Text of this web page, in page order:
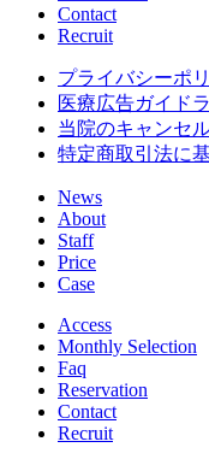
Contact
Recruit
プライバシーポ
医療広告ガイド
当院のキャンセ
特定商取引法に
News
About
Staff
Price
Case
Access
Monthly Selection
Faq
Reservation
Contact
Recruit